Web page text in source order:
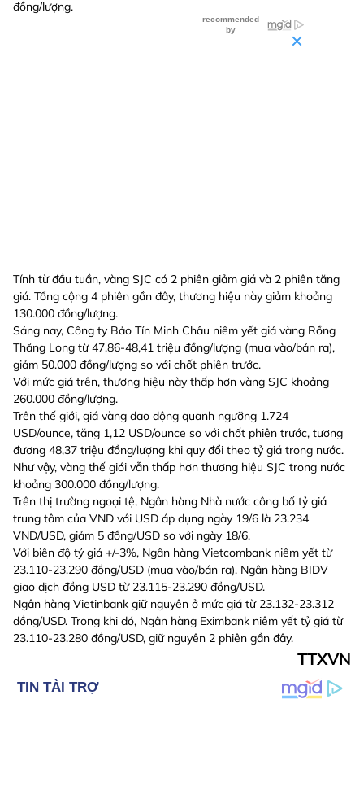
đồng/lượng.
Tính từ đầu tuần, vàng SJC có 2 phiên giảm giá và 2 phiên tăng
giá. Tổng cộng 4 phiên gần đây, thương hiệu này giảm khoảng
130.000 đồng/lượng.
Sáng nay, Công ty Bảo Tín Minh Châu niêm yết giá vàng Rồng
Thăng Long từ 47,86-48,41 triệu đồng/lượng (mua vào/bán ra),
giảm 50.000 đồng/lượng so với chốt phiên trước.
Với mức giá trên, thương hiệu này thấp hơn vàng SJC khoảng
260.000 đồng/lượng.
Trên thế giới, giá vàng dao động quanh ngưỡng 1.724
USD/ounce, tăng 1,12 USD/ounce so với chốt phiên trước, tương
đương 48,37 triệu đồng/lượng khi quy đổi theo tỷ giá trong nước.
Như vậy, vàng thế giới vẫn thấp hơn thương hiệu SJC trong nước
khoảng 300.000 đồng/lượng.
Trên thị trường ngoại tệ, Ngân hàng Nhà nước công bố tỷ giá
trung tâm của VND với USD áp dụng ngày 19/6 là 23.234
VND/USD, giảm 5 đồng/USD so với ngày 18/6.
Với biên độ tỷ giá +/-3%, Ngân hàng Vietcombank niêm yết từ
23.110-23.290 đồng/USD (mua vào/bán ra). Ngân hàng BIDV
giao dịch đồng USD từ 23.115-23.290 đồng/USD.
Ngân hàng Vietinbank giữ nguyên ở mức giá từ 23.132-23.312
đồng/USD. Trong khi đó, Ngân hàng Eximbank niêm yết tỷ giá từ
23.110-23.280 đồng/USD, giữ nguyên 2 phiên gần đây.
TTXVN